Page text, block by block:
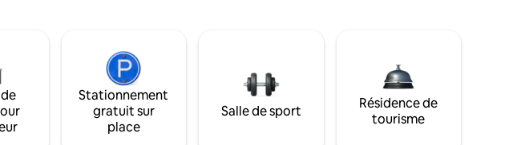
Stationnement
gratuit sur
place
Salle de sport
Résidence de
tourisme